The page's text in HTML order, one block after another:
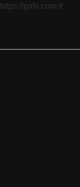
https://gahi.com.tr